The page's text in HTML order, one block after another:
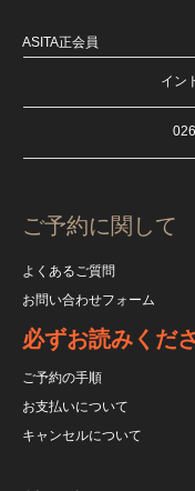
ASITA正会員
イン
ご予約に関して
よくあるご質問
お問い合わせフォーム
必ずお読みくだ
ご予約の手順
お支払いについて
キャンセルについて